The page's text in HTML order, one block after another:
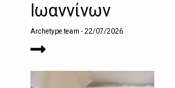
Ιωαννίνων
Archetype team - 22/07/2026